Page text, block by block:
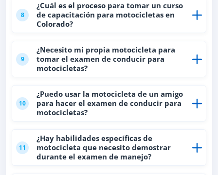
8
¿Cuál es el proceso para tomar un curso
de capacitación para motocicletas en
Colorado?
9
¿Necesito mi propia motocicleta para
tomar el examen de conducir para
motocicletas?
10
¿Puedo usar la motocicleta de un amigo
para hacer el examen de conducir para
motocicletas?
11
¿Hay habilidades específicas de
motocicleta que necesito demostrar
durante el examen de manejo?